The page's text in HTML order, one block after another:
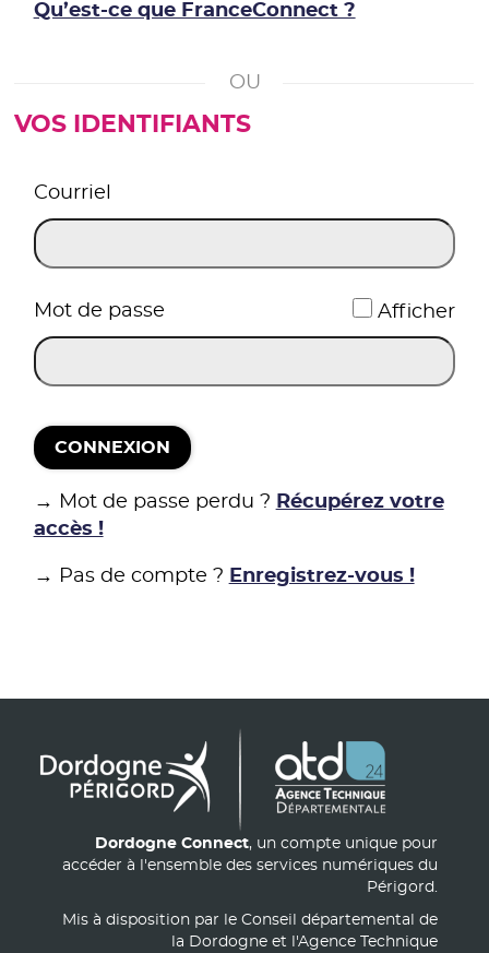
Qu’est-ce que FranceConnect ?
VOS IDENTIFIANTS
Courriel
*
Mot de passe Afficher
CONNEXION
→ Mot de passe perdu ? Récupérez votre
accès !
→ Pas de compte ? Enregistrez-vous !
Dordogne Connect, un compte unique pour
accéder à l'ensemble des services numériques du
Périgord.
Mis à disposition par le Conseil départemental de
la Dordogne et l'Agence Technique